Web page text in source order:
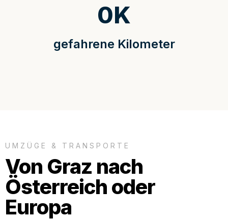
gefahrene Kilometer
0K
UMZÜGE & TRANSPORTE
Von Graz nach
Österreich oder
Europa